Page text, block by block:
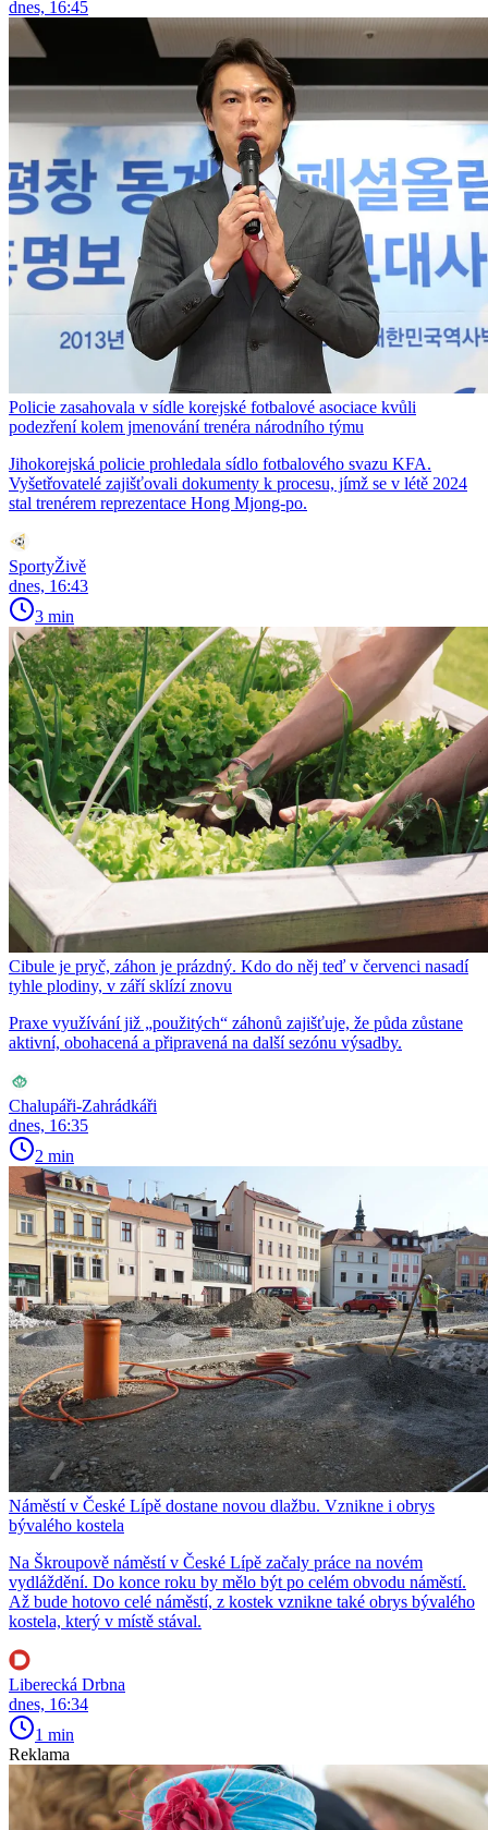
dnes, 16:45
Policie zasahovala v sídle korejské fotbalové asociace kvůli
podezření kolem jmenování trenéra národního týmu
Jihokorejská policie prohledala sídlo fotbalového svazu KFA.
Vyšetřovatelé zajišťovali dokumenty k procesu, jímž se v létě 2024
stal trenérem reprezentace Hong Mjong-po.
SportyŽivě
dnes, 16:43
3 min
Cibule je pryč, záhon je prázdný. Kdo do něj teď v červenci nasadí
tyhle plodiny, v září sklízí znovu
Praxe využívání již „použitých“ záhonů zajišťuje, že půda zůstane
aktivní, obohacená a připravená na další sezónu výsadby.
Chalupáři-Zahrádkáři
dnes, 16:35
2 min
Náměstí v České Lípě dostane novou dlažbu. Vznikne i obrys
bývalého kostela
Na Škroupově náměstí v České Lípě začaly práce na novém
vydláždění. Do konce roku by mělo být po celém obvodu náměstí.
Až bude hotovo celé náměstí, z kostek vznikne také obrys bývalého
kostela, který v místě stával.
Liberecká Drbna
dnes, 16:34
1 min
Reklama